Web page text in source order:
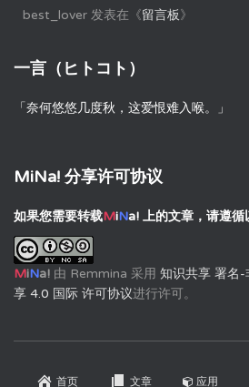
best_lover 发表在《留言板》
一言（ヒトコト）
「奈何悠悠几度秋，这爱恨难入喉。」
MiNa! 分享许可协议
如果您需要转载MiNa! 上的文章，请遵循
MiNa! 由 Remmina 采用 知识共享 署名
享 4.0 国际 许可协议进行许可。
首页 文章 应用